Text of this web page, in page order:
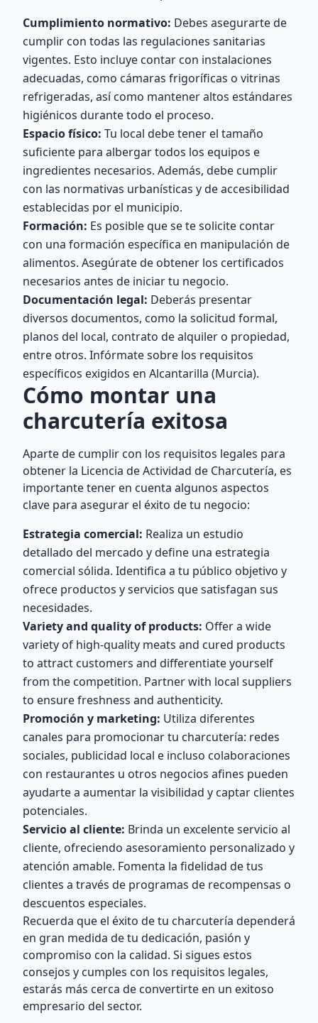
Cumplimiento normativo: Debes asegurarte de
cumplir con todas las regulaciones sanitarias
vigentes. Esto incluye contar con instalaciones
adecuadas, como cámaras frigoríficas o vitrinas
refrigeradas, así como mantener altos estándares
higiénicos durante todo el proceso.
Espacio físico: Tu local debe tener el tamaño
suficiente para albergar todos los equipos e
ingredientes necesarios. Además, debe cumplir
con las normativas urbanísticas y de accesibilidad
establecidas por el municipio.
Formación: Es posible que se te solicite contar
con una formación específica en manipulación de
alimentos. Asegúrate de obtener los certificados
necesarios antes de iniciar tu negocio.
Documentación legal: Deberás presentar
diversos documentos, como la solicitud formal,
planos del local, contrato de alquiler o propiedad,
entre otros. Infórmate sobre los requisitos
específicos exigidos en Alcantarilla (Murcia).
Cómo montar una
charcutería exitosa
Aparte de cumplir con los requisitos legales para
obtener la Licencia de Actividad de Charcutería, es
importante tener en cuenta algunos aspectos
clave para asegurar el éxito de tu negocio:
Estrategia comercial: Realiza un estudio
detallado del mercado y define una estrategia
comercial sólida. Identifica a tu público objetivo y
ofrece productos y servicios que satisfagan sus
necesidades.
Variety and quality of products: Offer a wide
variety of high-quality meats and cured products
to attract customers and differentiate yourself
from the competition. Partner with local suppliers
to ensure freshness and authenticity.
Promoción y marketing: Utiliza diferentes
canales para promocionar tu charcutería: redes
sociales, publicidad local e incluso colaboraciones
con restaurantes u otros negocios afines pueden
ayudarte a aumentar la visibilidad y captar clientes
potenciales.
Servicio al cliente: Brinda un excelente servicio al
cliente, ofreciendo asesoramiento personalizado y
atención amable. Fomenta la fidelidad de tus
clientes a través de programas de recompensas o
descuentos especiales.
Recuerda que el éxito de tu charcutería dependerá
en gran medida de tu dedicación, pasión y
compromiso con la calidad. Si sigues estos
consejos y cumples con los requisitos legales,
estarás más cerca de convertirte en un exitoso
empresario del sector.